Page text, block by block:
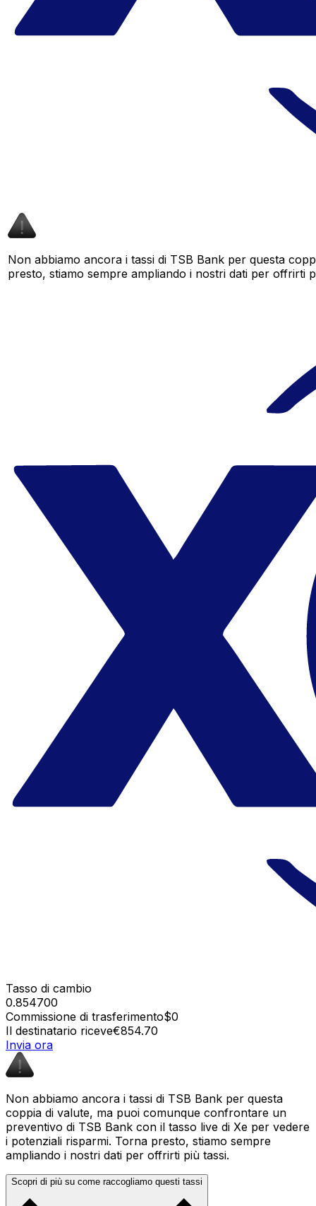
Non abbiamo ancora i tassi di TSB Bank per questa
presto, stiamo sempre ampliando i nostri dati per offrirti
Tasso di cambio
0.854700
Commissione di trasferimento$0
Il destinatario riceve€854.70
Invia ora
Non abbiamo ancora i tassi di TSB Bank per questa
coppia di valute, ma puoi comunque confrontare un
preventivo di TSB Bank con il tasso live di Xe per vedere
i potenziali risparmi. Torna presto, stiamo sempre
ampliando i nostri dati per offrirti più tassi.
Scopri di più su come raccogliamo questi tassi